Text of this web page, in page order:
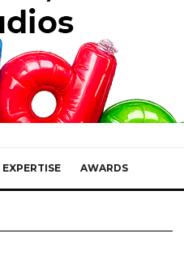
EXPERTISE AWARDS